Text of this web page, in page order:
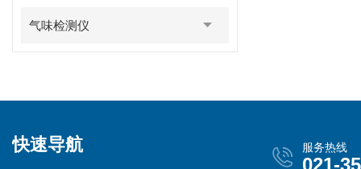
气味检测仪
快速导航 服务热线
021-